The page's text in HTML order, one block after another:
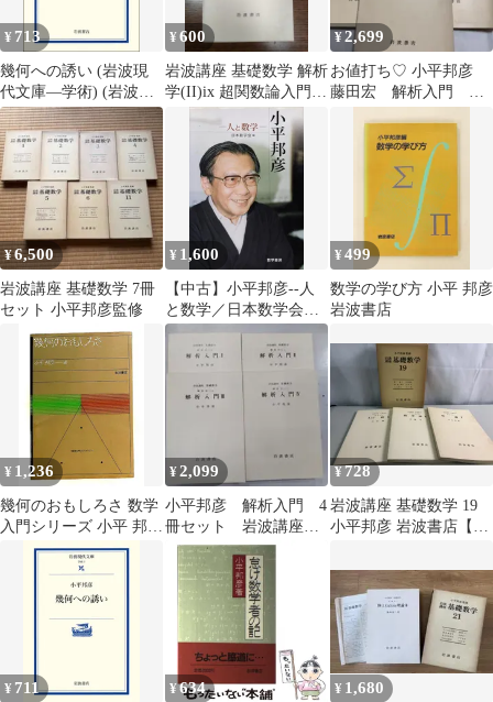
¥ 713
幾何への誘い (岩波現
代文庫―学術) (岩波現
代文庫 学術 7)
¥600
岩波講座 基礎数学 解析
学(II)ix 超関数論入門
¥2,699
お値打ち♡ 小平邦彦
藤田宏 解析入門 岩
ーズ 全5巻セット
¥6,500
岩波講座 基礎数学 7冊
セット 小平邦彦監修
¥ 1,600
【中古】小平邦彦--人
と数学／日本数学会
(編集)／数学書房
¥499
数学の学び方 小平 邦彦
岩波書店
¥ 1,236
幾何のおもしろさ 数学
入門シリーズ 小平 邦彦
岩波書店
¥2,099
小平邦彦 解析入門 4
冊セット 岩波講座基
礎数学 第二版
¥728
岩波講座 基礎数学 19
小平邦彦 岩波書店【月
¥ 711 ¥634 ¥ 1,680